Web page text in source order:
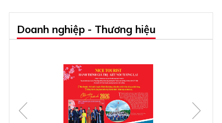
Doanh nghiệp - Thương hiệu